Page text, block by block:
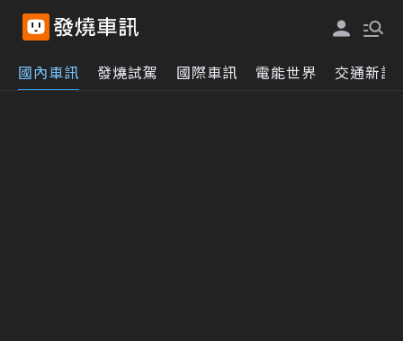
國內車訊 發燒試駕 國際車訊 電能世界 交通新訊